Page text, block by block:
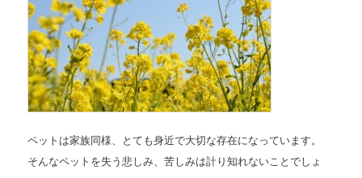
ペットは家族同様、とても身近で大切な存在になっています。
そんなペットを失う悲しみ、苦しみは計り知れないことでしょ